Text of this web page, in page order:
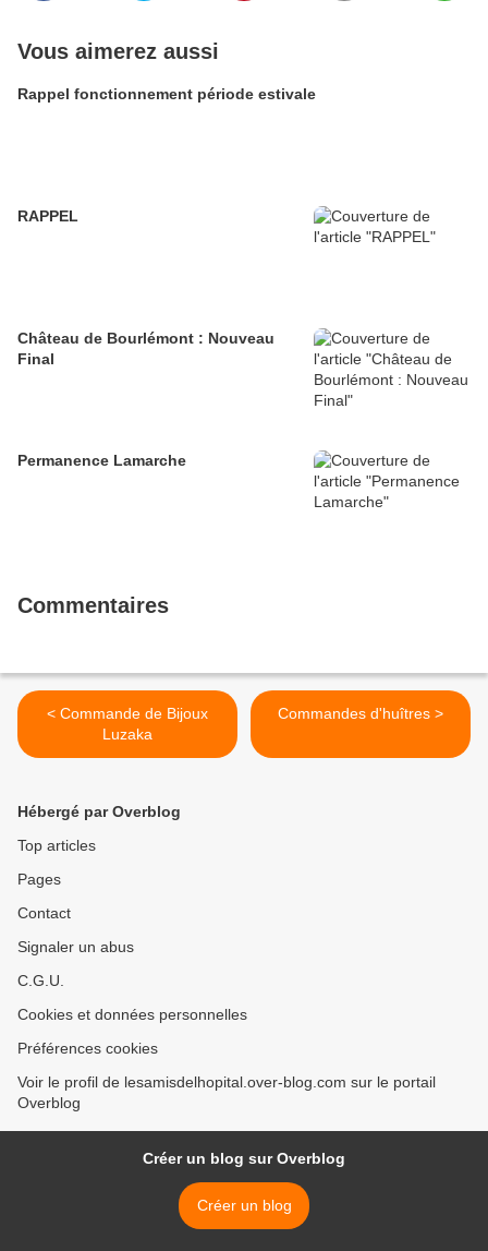
Vous aimerez aussi
Rappel fonctionnement période estivale
RAPPEL
Château de Bourlémont : Nouveau
Final
Permanence Lamarche
Commentaires
< Commande de Bijoux
Luzaka
Commandes d'huîtres >
Hébergé par Overblog
Top articles
Pages
Contact
Signaler un abus
C.G.U.
Cookies et données personnelles
Préférences cookies
Voir le profil de lesamisdelhopital.over-blog.com sur le portail
Overblog
Créer un blog sur Overblog
Créer un blog